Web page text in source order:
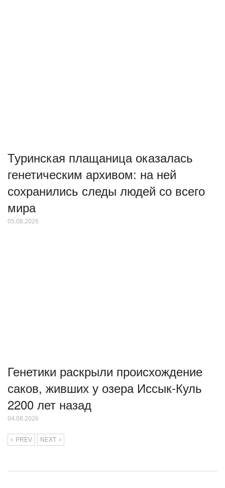
Туринская плащаница оказалась
генетическим архивом: на ней
сохранились следы людей со всего
мира
05.08.2026
Генетики раскрыли происхождение
саков, живших у озера Иссык-Куль
2200 лет назад
04.08.2026
PREV NEXT